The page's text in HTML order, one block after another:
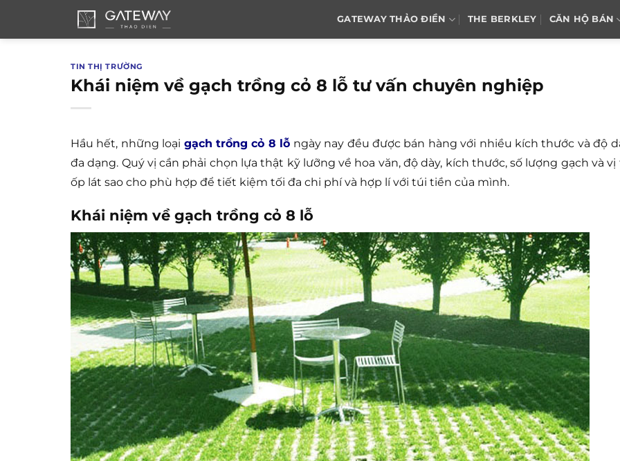
GATEWAY THẢO ĐIỀN THE BERKLEY CĂN HỘ BÁN
TIN THỊ TRƯỜNG
Khái niệm về gạch trồng cỏ 8 lỗ tư vấn chuyên nghiệp
Hầu hết, những loại gạch trồng cỏ 8 lỗ ngày nay đều được bán hàng với nhiều kích thước và độ
đa dạng. Quý vị cần phải chọn lựa thật kỹ lưỡng về hoa văn, độ dày, kích thước, số lượng gạch và vị
ốp lát sao cho phù hợp để tiết kiệm tối đa chi phí và hợp lí với túi tiền của mình.
Khái niệm về gạch trồng cỏ 8 lỗ